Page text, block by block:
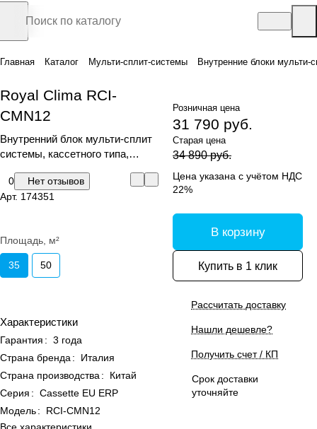
Главная Каталог Мульти-сплит-системы Внутренние блоки мульти-
Royal Clima RCI-
CMN12
Внутренний блок мульти-сплит
системы, кассетного типа,
0
Нет отзывов
Арт. 174351
Площадь, м²
35 50
Характеристики
Гарантия : 3 года
Страна бренда :
Италия
Страна производства :
Китай
Серия : Cassette EU ERP
Модель:
RCI-CMN12
Розничная цена
31 790 руб.
Старая цена
34 890 руб.
Цена указана с учётом НДС
22%
В корзину
Купить в 1 клик
Рассчитать доставку
Нашли дешевле?
Получить счет / КП
Срок доставки
уточняйте